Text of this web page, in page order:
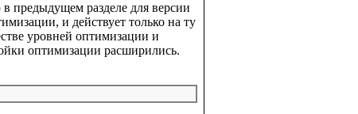
предыдущем разделе для версии
и действует только на ту
уровней оптимизации и
оптимизации расширились.